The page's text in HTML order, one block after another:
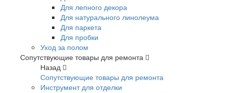
Для лепного декора
Для натурального линолеума
Для паркета
Для пробки
Уход за полом
Сопутствующие товары для ремонта
Назад
Сопутствующие товары для ремонта
Инструмент для отделки